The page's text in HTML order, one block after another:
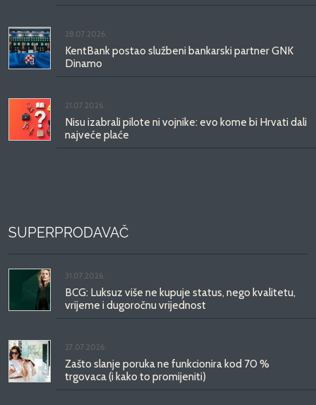
28.07.2026.
KentBank postao službeni bankarski partner GNK
Dinamo
21.07.2026.
Nisu izabrali pilote ni vojnike: evo kome bi Hrvati dali
najveće plaće
SUPERPRODAVAČ
31.07.2026.
BCG: Luksuz više ne kupuje status, nego kvalitetu,
vrijeme i dugoročnu vrijednost
27.07.2026.
Zašto slanje poruka ne funkcionira kod 70 %
trgovaca (i kako to promijeniti)